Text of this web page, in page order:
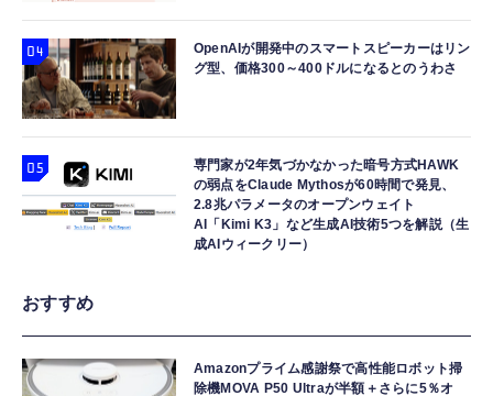
OpenAIが開発中のスマートスピーカーはリン
グ型、価格300～400ドルになるとのうわさ
専門家が2年気づかなかった暗号方式HAWK
の弱点をClaude Mythosが60時間で発見、
2.8兆パラメータのオープンウェイト
AI「Kimi K3」など生成AI技術5つを解説（生
成AIウィークリー）
おすすめ
Amazonプライム感謝祭で高性能ロボット掃
除機MOVA P50 Ultraが半額＋さらに5％オ